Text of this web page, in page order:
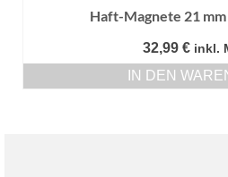
Haft-Magnete 21
32,99 € inkl.
IN DEN